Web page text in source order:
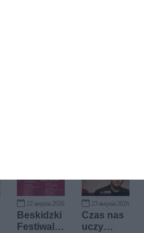
22 sierpnia 2026
Beskidzki
Festiwal
23 sierpnia 2026
Czas nas
uczy